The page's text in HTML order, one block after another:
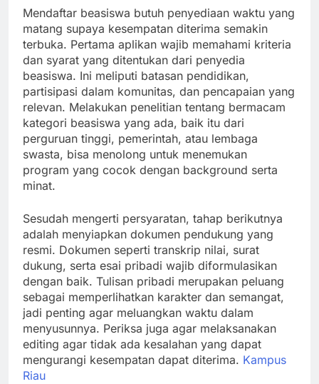
Mendaftar beasiswa butuh penyediaan waktu yang
matang supaya kesempatan diterima semakin
terbuka. Pertama aplikan wajib memahami kriteria
dan syarat yang ditentukan dari penyedia
beasiswa. Ini meliputi batasan pendidikan,
partisipasi dalam komunitas, dan pencapaian yang
relevan. Melakukan penelitian tentang bermacam
kategori beasiswa yang ada, baik itu dari
perguruan tinggi, pemerintah, atau lembaga
swasta, bisa menolong untuk menemukan
program yang cocok dengan background serta
minat.
Sesudah mengerti persyaratan, tahap berikutnya
adalah menyiapkan dokumen pendukung yang
resmi. Dokumen seperti transkrip nilai, surat
dukung, serta esai pribadi wajib diformulasikan
dengan baik. Tulisan pribadi merupakan peluang
sebagai memperlihatkan karakter dan semangat,
jadi penting agar meluangkan waktu dalam
menyusunnya. Periksa juga agar melaksanakan
editing agar tidak ada kesalahan yang dapat
mengurangi kesempatan dapat diterima. Kampus
Riau